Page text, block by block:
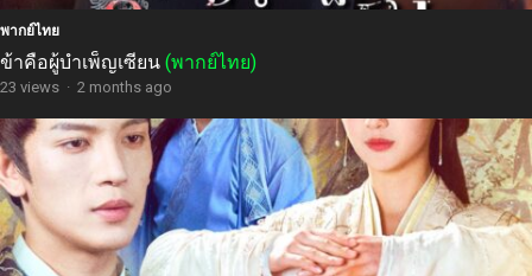
พากย์ไทย
ข้าคือผู้บำเพ็ญเซียน (พากย์ไทย)
23 views · 2 months ago